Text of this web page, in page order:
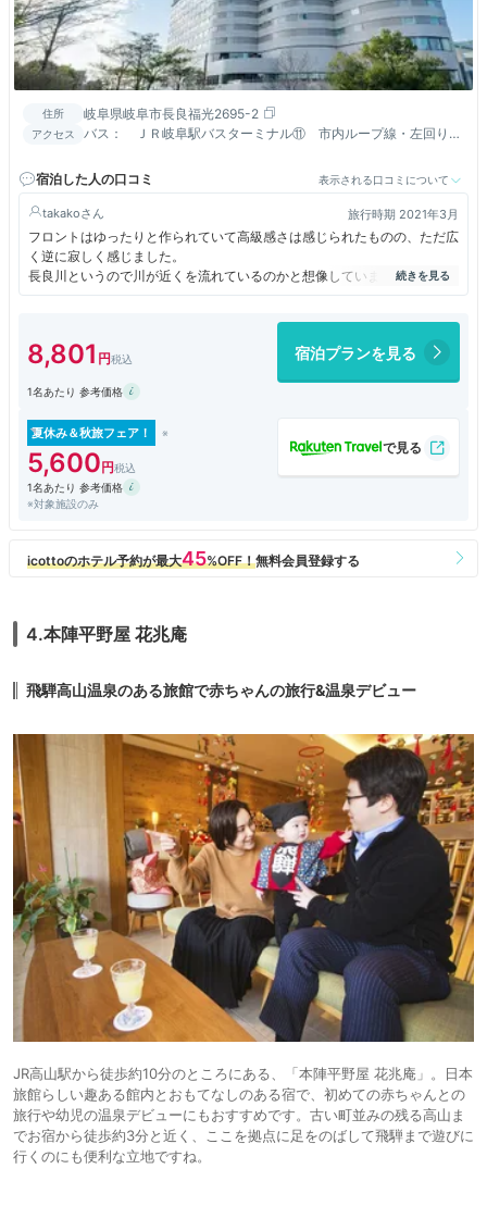
住所 岐阜県岐阜市長良福光2695-2
アクセス
バス： ＪＲ岐阜駅バスターミナル⑪ 市内ループ線・左回り
宿泊した人の口コミ
表示される口コミについて
takako 旅行時期 2021年3月
フロントはゆったりと作られていて高級感さは感じられたものの、ただ広
く逆に寂しく感じました。
長良川というので川が近くを流れているのかと想像していましたが、名前
の響きとイメージが全く違いました。これは私の勝手なイメージでした
8,801 宿泊プランを見る
1名あたり 参考価格
夏休み＆秋旅フェア！
5,600
1名あたり 参考価格
※対象施設のみ
4.本陣平野屋 花兆庵
飛騨高山温泉のある旅館で赤ちゃんの旅行&温泉デビュー
JR高山駅から徒歩約10分のところにある、「本陣平野屋 花兆庵」。日本
旅館らしい趣ある館内とおもてなしのある宿で、初めての赤ちゃんとの
旅行や幼児の温泉デビューにもおすすめです。古い町並みの残る高山ま
でお宿から徒歩約3分と近く、ここを拠点に足をのばして飛騨まで遊びに
行くのにも便利な立地ですね。